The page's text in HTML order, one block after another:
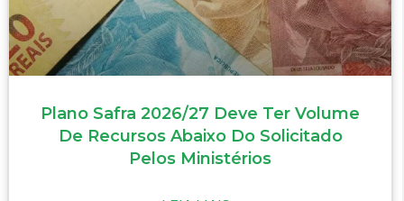
Plano Safra 2026/27 Deve Ter Volume
De Recursos Abaixo Do Solicitado
Pelos Ministérios